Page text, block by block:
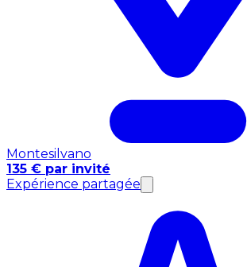
Montesilvano
135 € par invité
Expérience partagée